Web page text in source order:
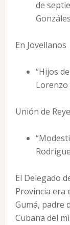
de
En Jovellanos
“Hijos
Lorenzo
Unión de
El Delegado
Provincia era
Gumá, padre
Cubana del